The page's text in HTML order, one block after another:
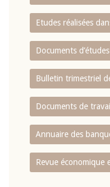
Etudes réalisées
Documents
Bulletin trimestriel
Documents de travail
Annuaire des
Revue économique